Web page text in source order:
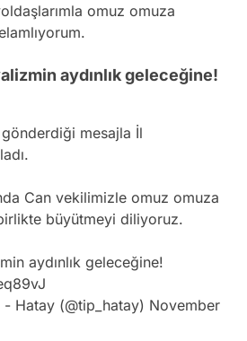
omuz omuza
aydınlık geleceğine!
mesajla İl
Can vekilimizle omuz omuza
büyütmeyi diliyoruz.
aydınlık geleceğine!
Hatay (@tip_hatay) November